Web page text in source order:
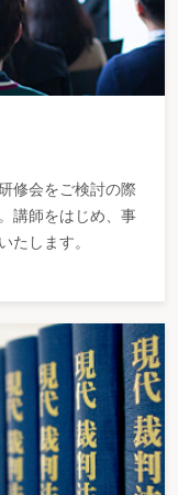
修会をご検討の際
講師をはじめ、事
たします。